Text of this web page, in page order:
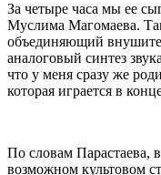
За четыре часа мы ее
Муслима Магомаева.
объединяющий
аналоговый синтез
что у меня сразу же
которая играется в
По словам Парастаева,
возможном культовом